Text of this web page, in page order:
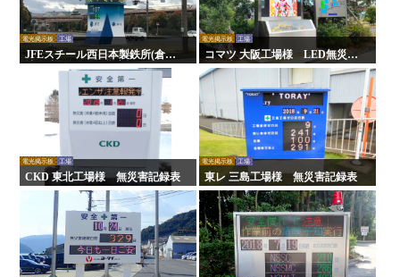
電光掲示板 工場
JFEスチール西日本製鉄所(倉敷
地区)様 LED無災害記録表
電光掲示板 工場
コマツ 大阪工場様 LED無災害
記録表
電光掲示板 工場
CKD 東北工場様 無災害記録表
電光掲示板 工場
東レ 三島工場様 無災害記録表